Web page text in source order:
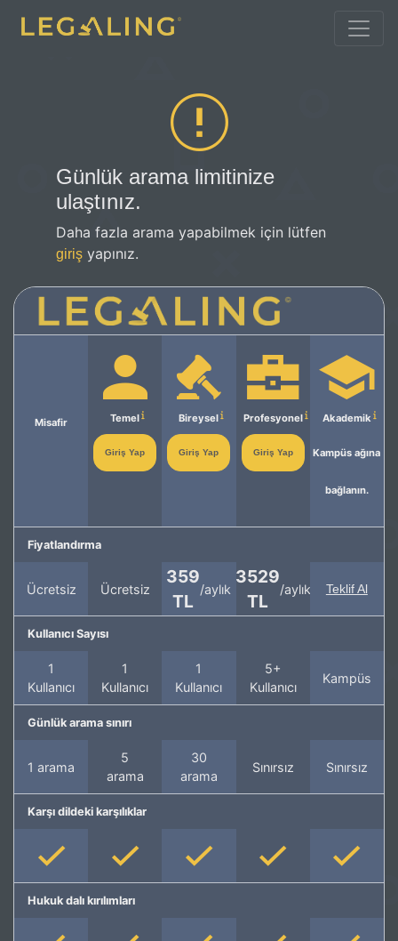
Günlük arama limitinize
ulaştınız.
Daha fazla arama yapabilmek için lütfen
giriş yapınız.
Misafir Temel
Giriş Yap
Bireysel
Giriş Yap
Profesyonel
Giriş Yap
Akademik
Kampüs ağına
bağlanın.
Fiyatlandırma
Ücretsiz Ücretsiz
359
TL
/aylık
3529
TL
/aylık Teklif Al
Kullanıcı Sayısı
1
Kullanıcı
1
Kullanıcı
1
Kullanıcı
5+
Kullanıcı
Kampüs
Günlük arama sınırı
1 arama
5
arama
30
arama
Sınırsız Sınırsız
Karşı dildeki karşılıklar
Hukuk dalı kırılımları